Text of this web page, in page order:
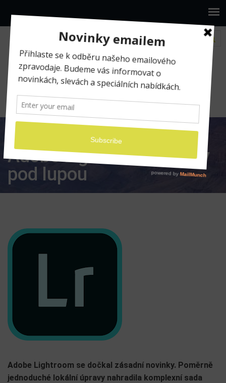
www.ilumio.cz Apple a foto workshopy
Adobe
Lightroom: Masky pod lupou
Adobe Lightroom: Masky
pod lupou
Adobe Lightroom se dočkal zásadní novinky. Poměrně
jednoduché lokální úpravy nahradila komplexní sada